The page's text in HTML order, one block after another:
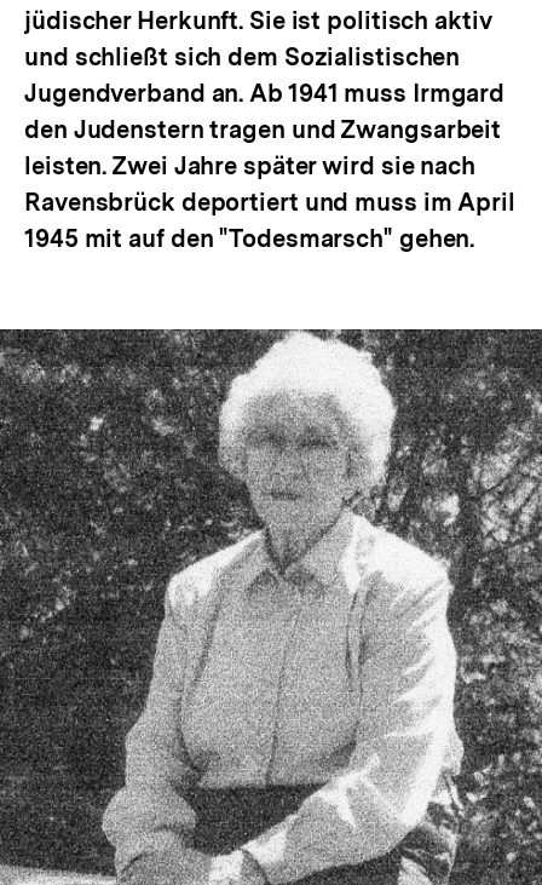
jüdischer Herkunft. Sie ist politisch aktiv
und schließt sich dem Sozialistischen
Jugendverband an. Ab 1941 muss Irmgard
den Judenstern tragen und Zwangsarbeit
leisten. Zwei Jahre später wird sie nach
Ravensbrück deportiert und muss im April
1945 mit auf den "Todesmarsch" gehen.
In
Lightbox
öffnen